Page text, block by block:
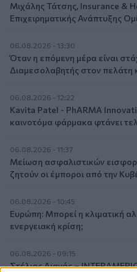
Μιχάλης Τάτσης, Insurance &
Επιχειρηματικής Ανάπτυξης
06.08.2026 - 13:30
Όταν η επόμενη μέρα είναι
Διαμεσολαβητής στον πελάτη
06.08.2026 - 12:22
Kavita Patel - PhARMA
καινοτόμα φάρμακα φτάνει
06.08.2026 - 11:37
Μείωση ασφαλιστικών
ζητούν οι έμποροι από την
06.08.2026 - 10:45
Ευρώπη: Μπορεί η κλιματική
ενεργειακή κρίση;
06.08.2026 - 09:15
Στέλιος Λιανός –